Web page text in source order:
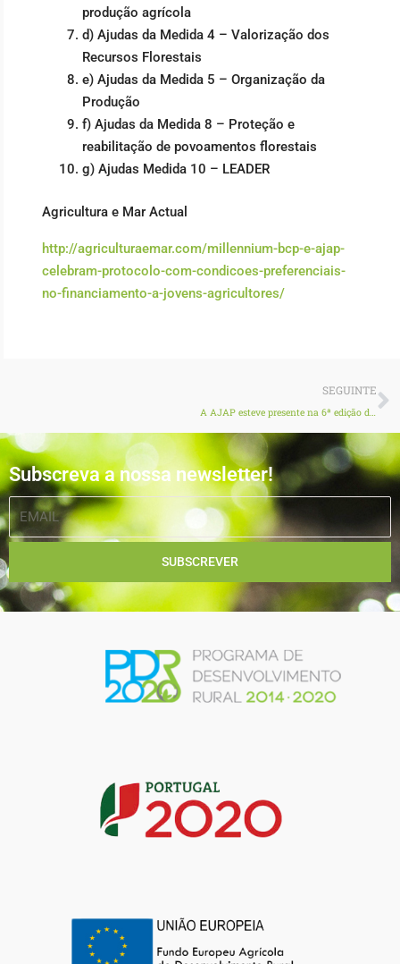
produção agrícola
d) Ajudas da Medida 4 – Valorização dos
Recursos Florestais
e) Ajudas da Medida 5 – Organização da
Produção
f) Ajudas da Medida 8 – Proteção e
reabilitação de povoamentos florestais
g) Ajudas Medida 10 – LEADER
Agricultura e Mar Actual
http://agriculturaemar.com/millennium-bcp-e-ajap-
celebram-protocolo-com-condicoes-preferenciais-
no-financiamento-a-jovens-agricultores/
SEGUINTE
A AJAP esteve presente na 6ª edição da agroglobal
Subscreva a nossa newsletter!
EMAIL
SUBSCREVER